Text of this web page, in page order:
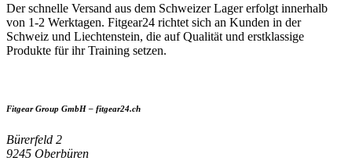
Der schnelle Versand aus dem Schweizer Lager erfolgt innerhalb
von 1-2 Werktagen. Fitgear24 richtet sich an Kunden in der
Schweiz und Liechtenstein, die auf Qualität und erstklassige
Produkte für ihr Training setzen.
Fitgear Group GmbH – fitgear24.ch
Bürerfeld 2
9245 Oberbüren